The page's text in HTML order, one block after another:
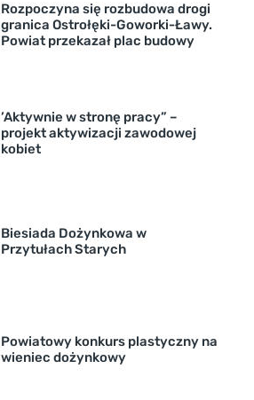
Rozpoczyna się rozbudowa drogi
granica Ostrołęki-Goworki-Ławy.
Powiat przekazał plac budowy
’Aktywnie w stronę pracy” –
projekt aktywizacji zawodowej
kobiet
Biesiada Dożynkowa w
Przytułach Starych
Powiatowy konkurs plastyczny na
wieniec dożynkowy